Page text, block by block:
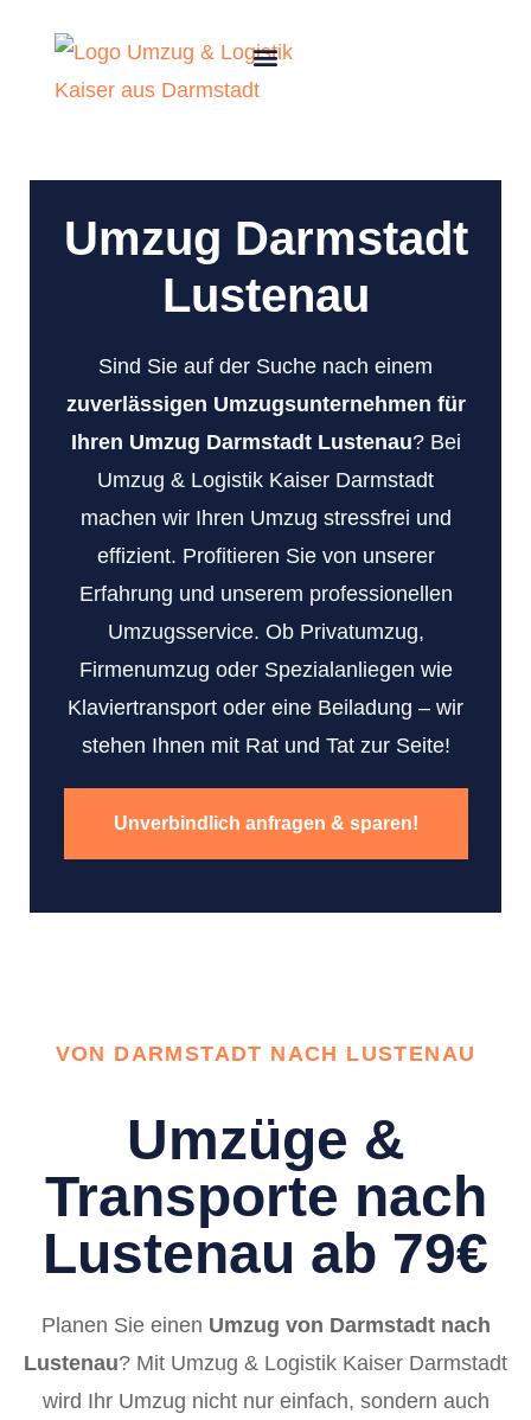
Umzug Darmstadt
Lustenau
Sind Sie auf der Suche nach einem
zuverlässigen Umzugsunternehmen für
Ihren Umzug Darmstadt Lustenau? Bei
Umzug & Logistik Kaiser Darmstadt
machen wir Ihren Umzug stressfrei und
effizient. Profitieren Sie von unserer
Erfahrung und unserem professionellen
Umzugsservice. Ob Privatumzug,
Firmenumzug oder Spezialanliegen wie
Klaviertransport oder eine Beiladung – wir
stehen Ihnen mit Rat und Tat zur Seite!
Unverbindlich anfragen & sparen!
VON DARMSTADT NACH LUSTENAU
Umzüge &
Transporte nach
Lustenau ab 79€
Planen Sie einen Umzug von Darmstadt nach
Lustenau? Mit Umzug & Logistik Kaiser Darmstadt
wird Ihr Umzug nicht nur einfach, sondern auch